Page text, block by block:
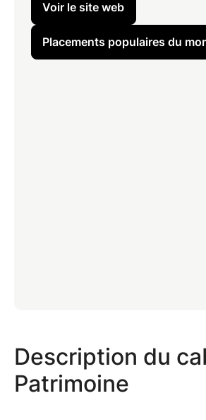
Voir le site web
Placements populaires du
Description du
Patrimoine